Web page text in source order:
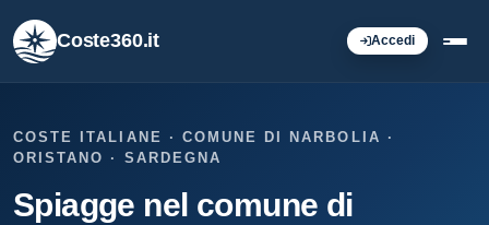
Coste360.it Accedi
COSTE ITALIANE · COMUNE DI NARBOLIA ·
ORISTANO · SARDEGNA
Spiagge nel comune di